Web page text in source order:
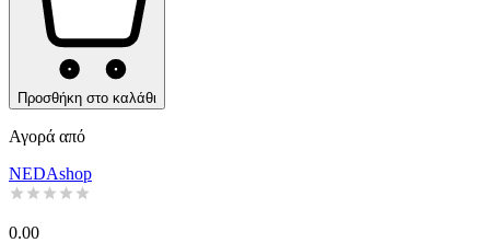
Προσθήκη στο καλάθι
Αγορά από
NEDAshop
0.00